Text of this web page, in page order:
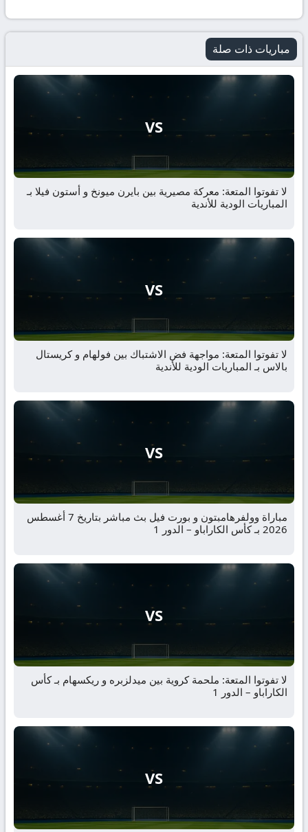
مباريات ذات صلة
VS
لا تفوتوا المتعة: معركة مصيرية بين بايرن ميونخ و أستون فيلا بـ
المباريات الودية للأندية
VS
لا تفوتوا المتعة: مواجهة فض الاشتباك بين فولهام و كريستال
بالاس بـ المباريات الودية للأندية
VS
مباراة وولفرهامبتون و بورت فيل بث مباشر بتاريخ 7 أغسطس
2026 بـ كأس الكاراباو – الدور 1
VS
لا تفوتوا المتعة: ملحمة كروية بين ميدلزبره و ريكسهام بـ كأس
الكاراباو – الدور 1
VS